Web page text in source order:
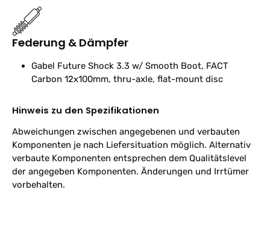
Federung & Dämpfer
Gabel Future Shock 3.3 w/ Smooth Boot, FACT
Carbon 12x100mm, thru-axle, flat-mount disc
Hinweis zu den Spezifikationen
Abweichungen zwischen angegebenen und verbauten
Komponenten je nach Liefersituation möglich. Alternativ
verbaute Komponenten entsprechen dem Qualitätslevel
der angegeben Komponenten. Änderungen und Irrtümer
vorbehalten.